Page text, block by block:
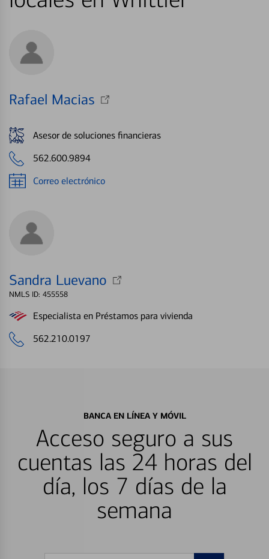
Rafael Macias
Asesor de soluciones financieras
562.600.9894
Correo electrónico
Sandra Luevano
NMLS ID: 455558
Especialista en Préstamos para vivienda
562.210.0197
BANCA EN LÍNEA Y MÓVIL
Acceso seguro a sus
cuentas las 24 horas del
día, los 7 días de la
semana